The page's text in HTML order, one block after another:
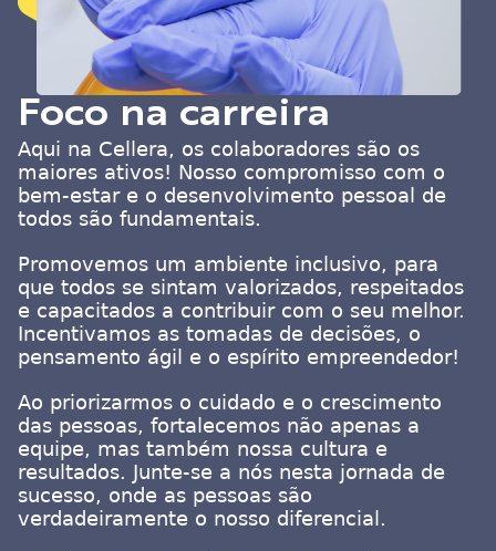
Foco na carreira
Aqui na Cellera, os colaboradores são os
maiores ativos! Nosso compromisso com o
bem-estar e o desenvolvimento pessoal de
todos são fundamentais.
Promovemos um ambiente inclusivo, para
que todos se sintam valorizados, respeitados
e capacitados a contribuir com o seu melhor.
Incentivamos as tomadas de decisões, o
pensamento ágil e o espírito empreendedor!
Ao priorizarmos o cuidado e o crescimento
das pessoas, fortalecemos não apenas a
equipe, mas também nossa cultura e
resultados. Junte-se a nós nesta jornada de
sucesso, onde as pessoas são
verdadeiramente o nosso diferencial.